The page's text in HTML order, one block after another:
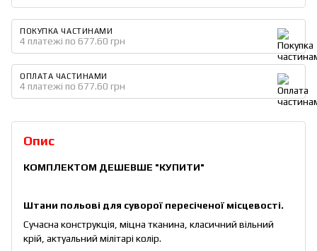
ПОКУПКА ЧАСТИНАМИ
4 платежі по 677.60 грн
ОПЛАТА ЧАСТИНАМИ
4 платежі по 677.60 грн
Опис
КОМПЛЕКТОМ ДЕШЕВШЕ "КУПИТИ"
Штани польові для суворої пересіченої місцевості.
Сучасна конструкція, міцна тканина, класичний вільний
крій, актуальний мілітарі колір.